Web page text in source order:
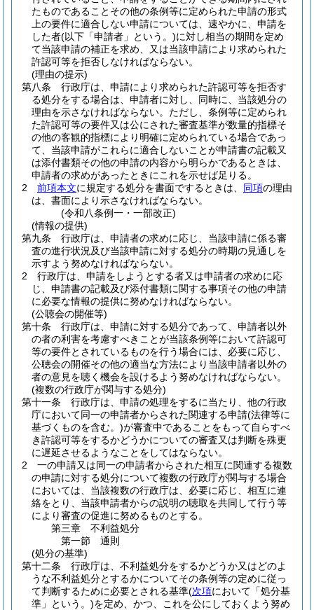
たものであることその他の条例等に定められた申請の形式
上の要件に適合しない申請については、速やかに、申請を
した者(以下「申請者」という。)に対し相当の期間を定め
て当該申請の補正を求め、又は当該申請により求められた
許認可等を拒否しなければならない。
(理由の提示)
第八条
行政庁は、申請により求められた許認可等を拒否す
る処分をする場合は、申請者に対し、同時に、当該処分の
理由を示さなければならない。 ただし、条例等に定められ
た許認可等の要件又は公にされた審査基準が数量的指標そ
の他の客観的指標により明確に定められている場合であっ
て、当該申請がこれらに適合しないことが申請書の記載又
は添付書類その他の申請の内容から明らかであるときは、
申請者の求めがあったときにこれを示せば足りる。
2
前項本文に規定する処分を書面でするときは、 同項の理由
は、書面により示さなければならない。
(令和八条例一・一部改正)
(情報の提供)
第九条
行政庁は、申請者の求めに応じ、当該申請に係る審
査の進行状況及び当該申請に対する処分の時期の見通しを
示すよう努めなければならない。
2
行政庁は、申請をしようとする者又は申請者の求めに応
じ、申請書の記載及び添付書類に関する事項その他の申請
に必要な情報の提供に努めなければならない。
(公聴会の開催等)
第十条
行政庁は、申請に対する処分であって、申請者以外
の者の利害を考慮すべきことが当該条例等において許認可
等の要件とされているものを行う場合には、必要に応じ、
公聴会の開催その他の適当な方法により当該申請者以外の
者の意見を聴く機会を設けるよう努めなければならない。
(複数の行政庁が関与する処分)
第十一条
行政庁は、申請の処理をするに当たり、他の行政
庁において同一の申請者からされた関連する申請(法律等に
基づくものを含む。)が審査中であることをもって自らすべ
き許認可等をするかどうかについての審査又は判断を殊更
に遅延させるようなことをしてはならない。
2
一の申請又は同一の申請者からされた相互に関連する複数
の申請に対する処分について複数の行政庁が関与する場合
においては、当該複数の行政庁は、必要に応じ、相互に連
絡をとり、当該申請者からの説明の聴取を共同して行う等
により審査の促進に努めるものとする。
第三章
不利益処分
第一節
通則
(処分の基準)
第十二条
行政庁は、不利益処分をするかどうか又はどのよ
うな不利益処分とするかについてその条例等の定めに従っ
て判断するために必要とされる基準(次項において「処分基
準」という。)を定め、かつ、これを公にしておくよう努め